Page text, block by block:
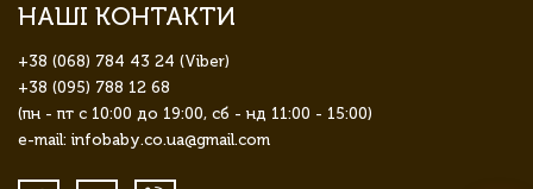
НАШІ КОНТАКТИ
+38 (068) 784 43 24 (Viber)
+38 (095) 788 12 68
(пн - пт с 10:00 до 19:00, сб - нд 11:00 - 15:00)
e-mail: infobaby.co.ua@gmail.com